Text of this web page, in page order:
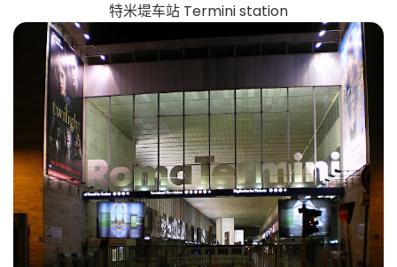
特米堤车站 Termini station